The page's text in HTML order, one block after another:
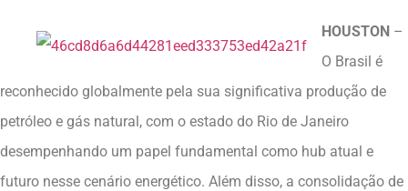
HOUSTON –
O Brasil é
reconhecido globalmente pela sua significativa produção de
petróleo e gás natural, com o estado do Rio de Janeiro
desempenhando um papel fundamental como hub atual e
futuro nesse cenário energético. Além disso, a consolidação de